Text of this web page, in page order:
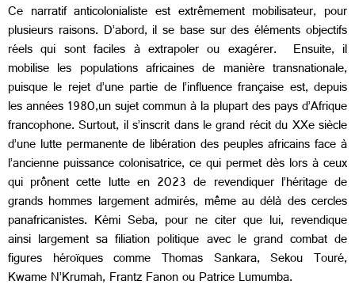
Ce narratif anticolonialiste est extrêmement mobilisateur, pour
plusieurs raisons. D’abord, il se base sur des éléments objectifs
réels qui sont faciles à extrapoler ou exagérer. Ensuite, il
mobilise les populations africaines de manière transnationale,
puisque le rejet d’une partie de l’influence française est, depuis
les années 1980,un sujet commun à la plupart des pays d’Afrique
francophone. Surtout, il s’inscrit dans le grand récit du XXe siècle
d’une lutte permanente de libération des peuples africains face à
l’ancienne puissance colonisatrice, ce qui permet dès lors à ceux
qui prônent cette lutte en 2023 de revendiquer l’héritage de
grands hommes largement admirés, même au délà des cercles
panafricanistes. Kémi Seba, pour ne citer que lui, revendique
ainsi largement sa filiation politique avec le grand combat de
figures héroïques comme Thomas Sankara, Sekou Touré,
Kwame N’Krumah, Frantz Fanon ou Patrice Lumumba.